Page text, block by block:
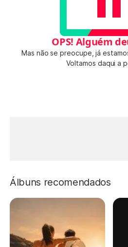
OPS! Alguém
Mas não se preocupe, já
Voltamos daqui a
Álbuns recomendados